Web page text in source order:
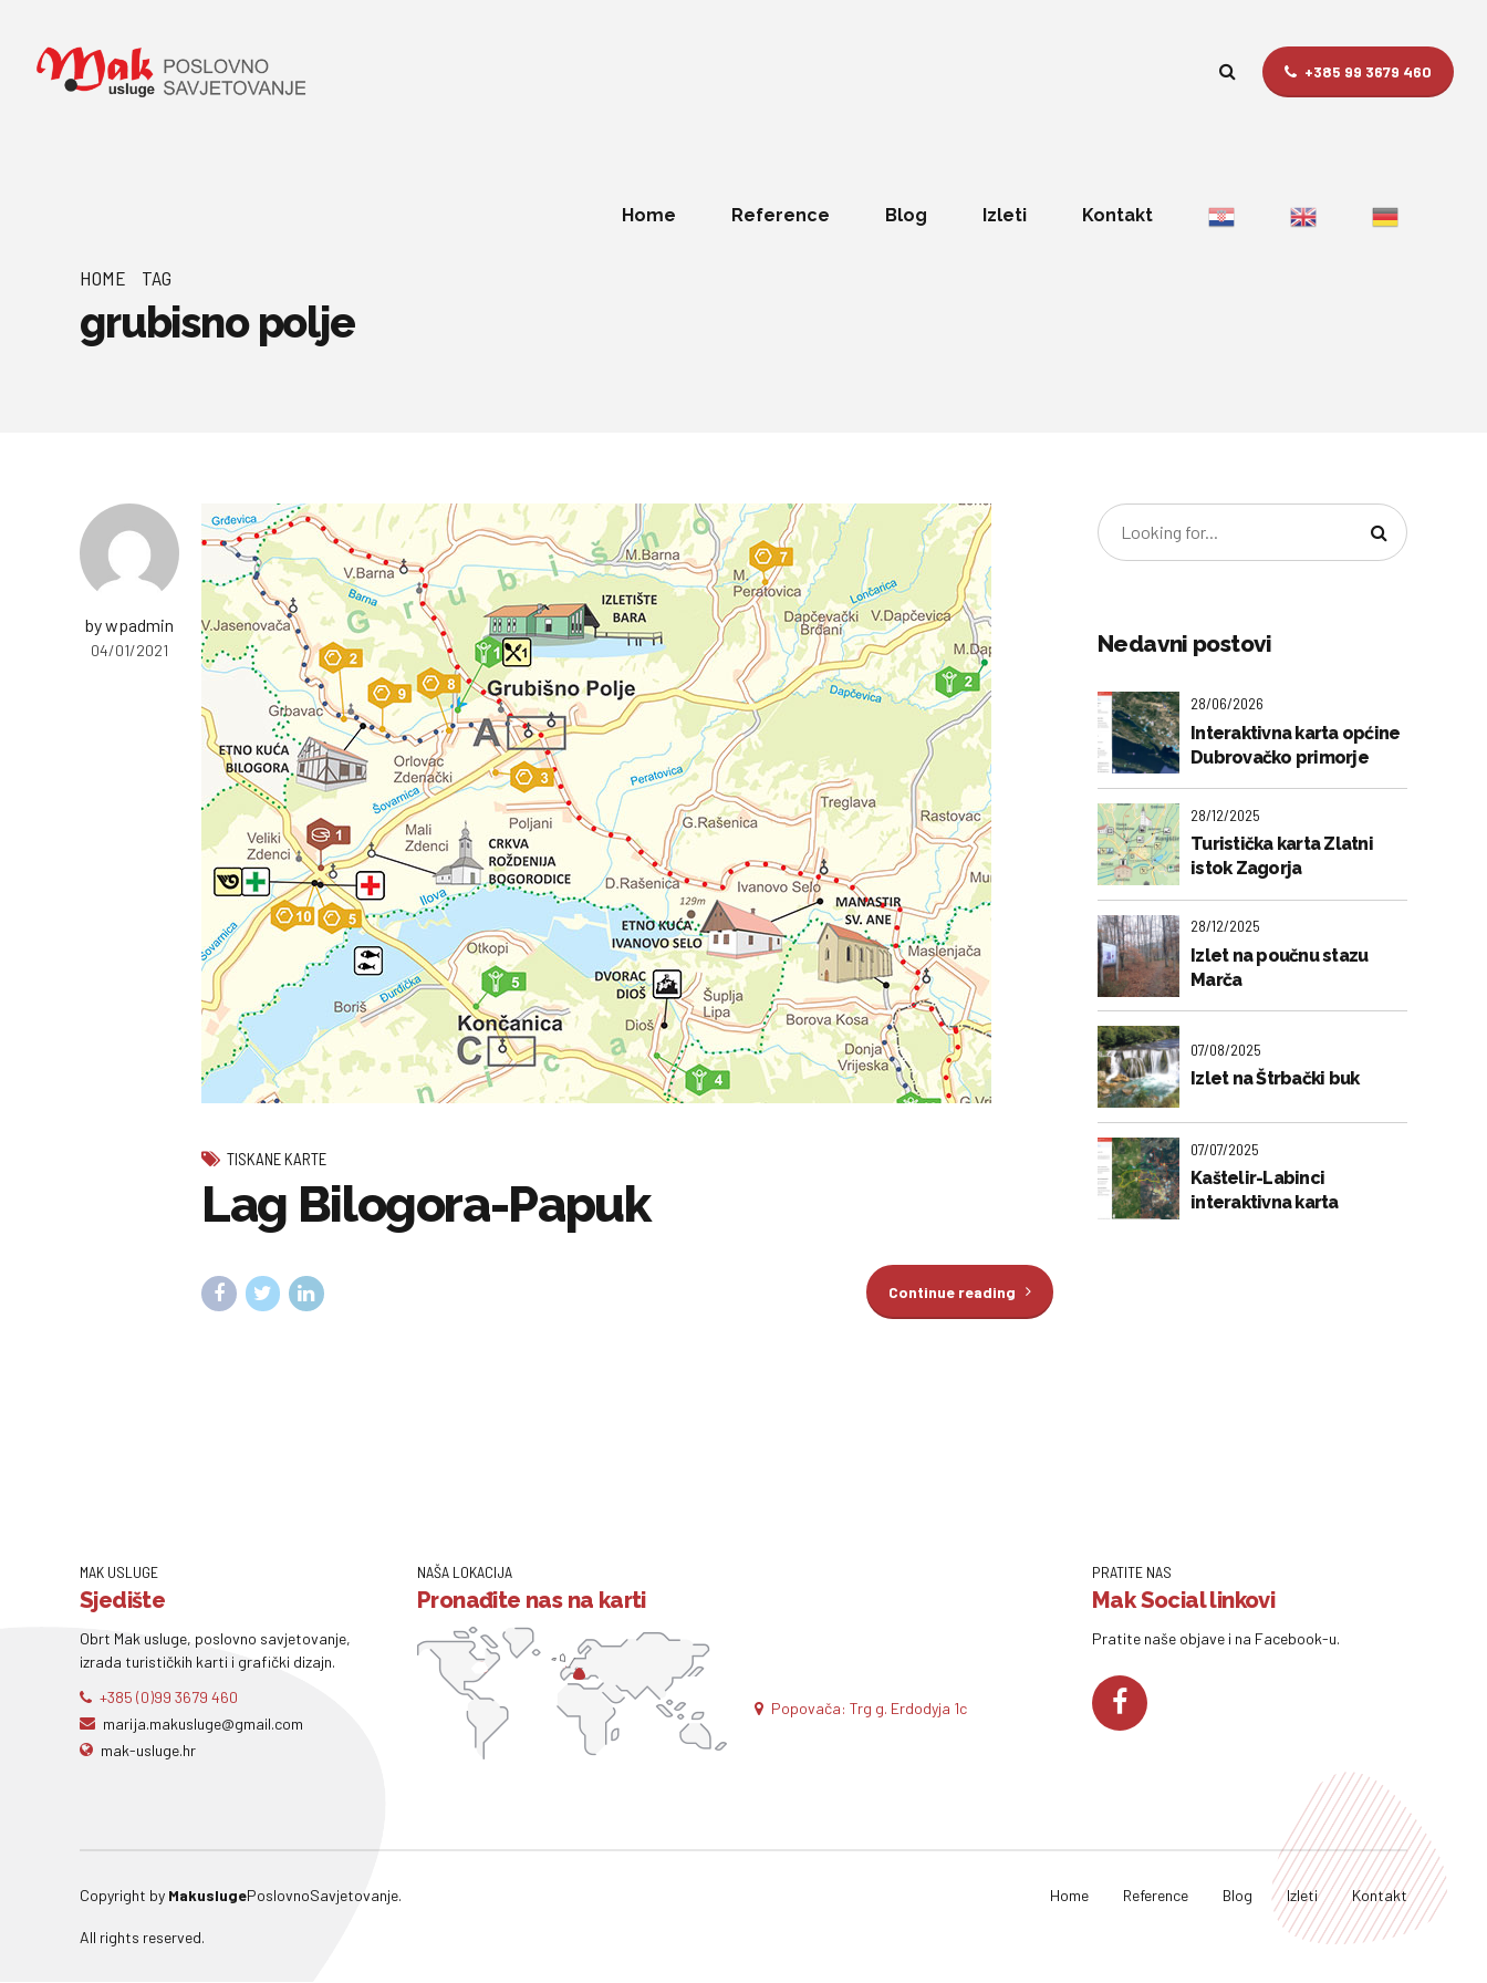
+385 99 3679 460
Home Reference Blog Izleti Kontakt
HOME TAG
grubisno polje
by wpadmin
04/01/2021
TISKANE KARTE
Lag Bilogora-Papuk
Continue reading
Nedavni postovi
28/06/2026
Interaktivna karta općine
Dubrovačko primorje
28/12/2025
Turistička karta Zlatni
istok Zagorja
28/12/2025
Izlet na poučnu stazu
Marča
07/08/2025
Izlet na Štrbački buk
07/07/2025
Kaštelir-Labinci
interaktivna karta
MAK USLUGE
Sjedište
Obrt Mak usluge, poslovno savjetovanje,
izrada turističkih karti i grafički dizajn.
+385 (0)99 3679 460
marija.makusluge@gmail.com
mak-usluge.hr
NAŠA LOKACIJA
Pronađite nas na karti
Popovača: Trg g. Erdodyja 1c
PRATITE NAS
Mak Social linkovi
Pratite naše objave i na Facebook-u.
Copyright by MakuslugePoslovnoSavjetovanje.
All rights reserved.
Home Reference Blog Izleti Kontakt